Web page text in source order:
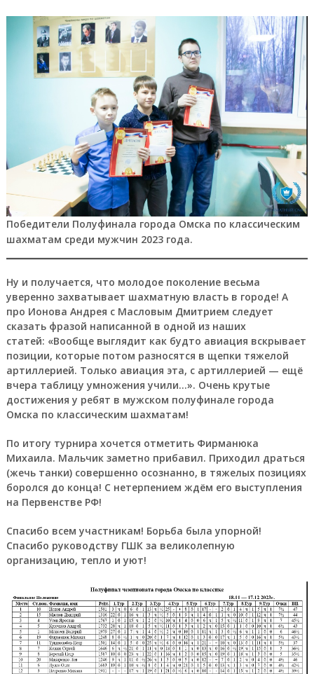
Победители Полуфинала города Омска по классическим
шахматам среди мужчин 2023 года.
Ну и получается, что молодое поколение весьма
уверенно захватывает шахматную власть в городе! А
про Ионова Андрея с Масловым Дмитрием следует
сказать фразой написанной в одной из наших
статей: «Вообще выглядит как будто авиация вскрывает
позиции, которые потом разносятся в щепки тяжелой
артиллерией. Только авиация эта, с артиллерией — ещё
вчера таблицу умножения учили…». Очень крутые
достижения у ребят в мужском полуфинале города
Омска по классическим шахматам!
По итогу турнира хочется отметить Фирманюка
Михаила. Мальчик заметно прибавил. Приходил драться
(жечь танки) совершенно осознанно, в тяжелых позициях
боролся до конца! С нетерпением ждём его выступления
на Первенстве РФ!
Спасибо всем участникам! Борьба была упорной!
Спасибо руководству ГШК за великолепную
организацию, тепло и уют!